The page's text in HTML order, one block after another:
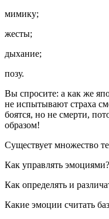
мимику;
жесты;
дыхание;
позу.
Вы спросите: а как же
не испытывают страха
боятся, но не смерти,
образом!
Существует множество
Как управлять эмоциями?
Как определять и
Какие эмоции считать